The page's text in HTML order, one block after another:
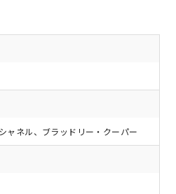
ャネル、ブラッドリー・クーパー